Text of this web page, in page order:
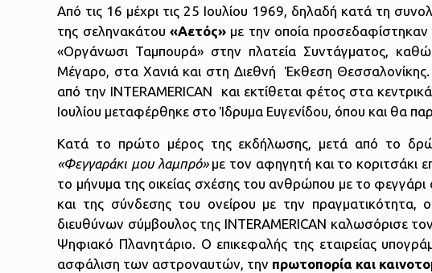
Από τις 16 μέχρι τις 25 Ιουλίου 1969, δηλαδή κατά τη
της σεληνακάτου«Αετός» με την οποία
«Οργάνωσι Ταμπουρά» στην πλατεία Συντάγματος,
Μέγαρο, στα Χανιά και στη Διεθνή Έκθεση
από την INTERAMERICAN και εκτίθεται φέτος στα
Ιουλίου μεταφέρθηκε στο Ίδρυμα Ευγενίδου, όπου και θα
Κατά το πρώτο μέρος της εκδήλωσης, μετά από το
«Φεγγαράκι μου λαμπρό» με τον αφηγητή και το κοριτσάκι
το μήνυμα της οικείας σχέσης του ανθρώπου με το φεγγάρι
και της σύνδεσης του ονείρου με την πραγματικότητα, ο
διευθύνων σύμβουλος της INTERAMERICAN καλωσόρισε
Ψηφιακό Πλανητάριο. Ο επικεφαλής της εταιρείας
ασφάλιση των αστροναυτών, την πρωτοπορία και